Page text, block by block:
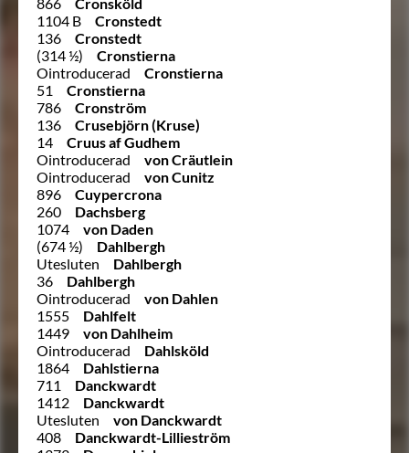
866
Cronsköld
1104 B
Cronstedt
136
Cronstedt
(314 ½)
Cronstierna
Ointroducerad
Cronstierna
51
Cronstierna
786
Cronström
136
Crusebjörn (Kruse)
14
Cruus af Gudhem
Ointroducerad
von Cräutlein
Ointroducerad
von Cunitz
896
Cuypercrona
260
Dachsberg
1074
von Daden
(674 ½)
Dahlbergh
Utesluten
Dahlbergh
36
Dahlbergh
Ointroducerad
von Dahlen
1555
Dahlfelt
1449
von Dahlheim
Ointroducerad
Dahlsköld
1864
Dahlstierna
711
Danckwardt
1412
Danckwardt
Utesluten
von Danckwardt
408
Danckwardt-Lillieström